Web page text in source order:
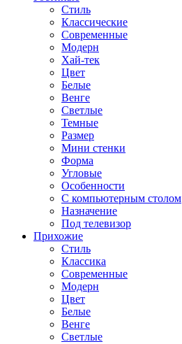
Стиль
Классические
Современные
Модерн
Хай-тек
Цвет
Белые
Венге
Светлые
Темные
Размер
Мини стенки
Форма
Угловые
Особенности
С компьютерным столом
Назначение
Под телевизор
Прихожие
Стиль
Классика
Современные
Модерн
Цвет
Белые
Венге
Светлые